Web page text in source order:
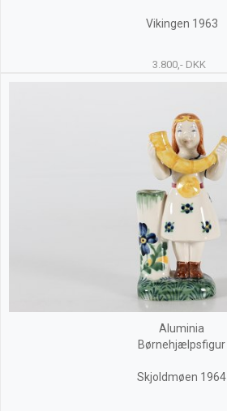
Vikingen 1963
3.800,- DKK
Aluminia
Børnehjælpsfigur
Skjoldmøen 1964